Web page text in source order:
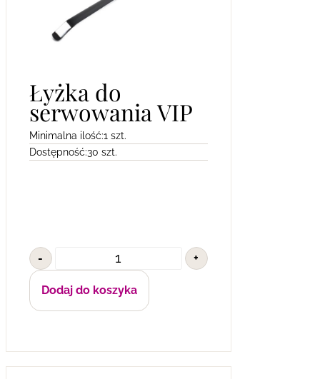
Łyżka do
serwowania VIP
Minimalna ilość:1 szt.
Dostępność:30 szt.
- +
Dodaj do koszyka